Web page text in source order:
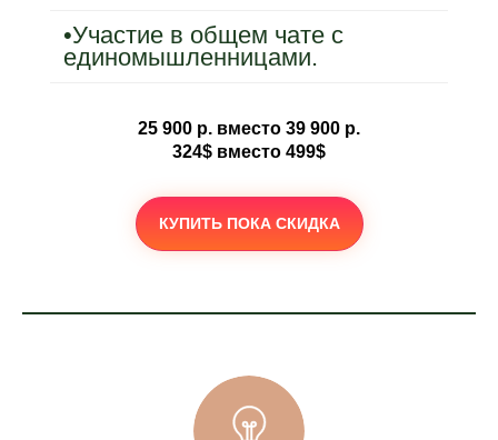
•Участие в общем чате с
единомышленницами.
25 900 р. вместо 39 900 р.
324$ вместо 499$
КУПИТЬ ПОКА СКИДКА